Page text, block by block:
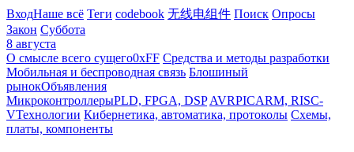
ВходНаше всё Теги codebook 无线电组件 Поиск Опросы
Закон Суббота
8 августа
О смысле всего сущего0xFF Средства и методы разработки
Мобильная и беспроводная связь Блошиный
рынокОбъявления
МикроконтроллерыPLD, FPGA, DSP AVRPICARM, RISC-
VТехнологии Кибернетика, автоматика, протоколы Схемы,
платы, компоненты